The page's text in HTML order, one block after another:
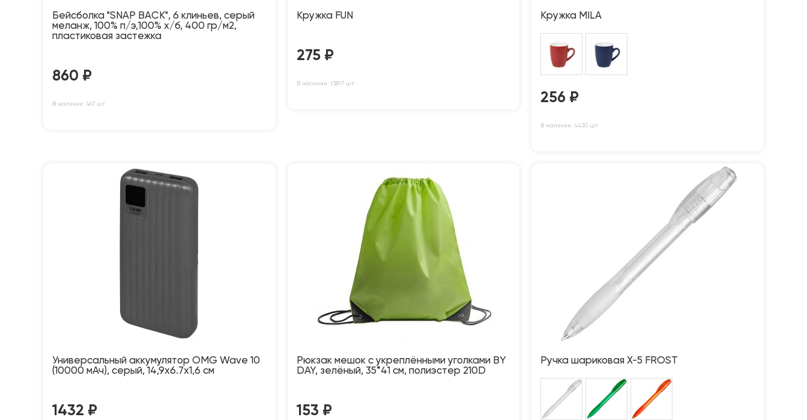
Бейсболка "SNAP BACK", 6 клиньев, серый
меланж, 100% п/э,100% х/б, 400 гр/м2,
пластиковая застежка
860 ₽
В наличии: 467 шт
Кружка FUN
275 ₽
В наличии: 13817 шт
Кружка MILA
256 ₽
В наличии: 4430 шт
Универсальный аккумулятор OMG Wave 10
(10000 мАч), серый, 14,9х6.7х1,6 см
1432 ₽
Рюкзак мешок с укреплёнными уголками BY
DAY, зелёный, 35*41 см, полиэстер 210D
153 ₽
Ручка шариковая X-5 FROST